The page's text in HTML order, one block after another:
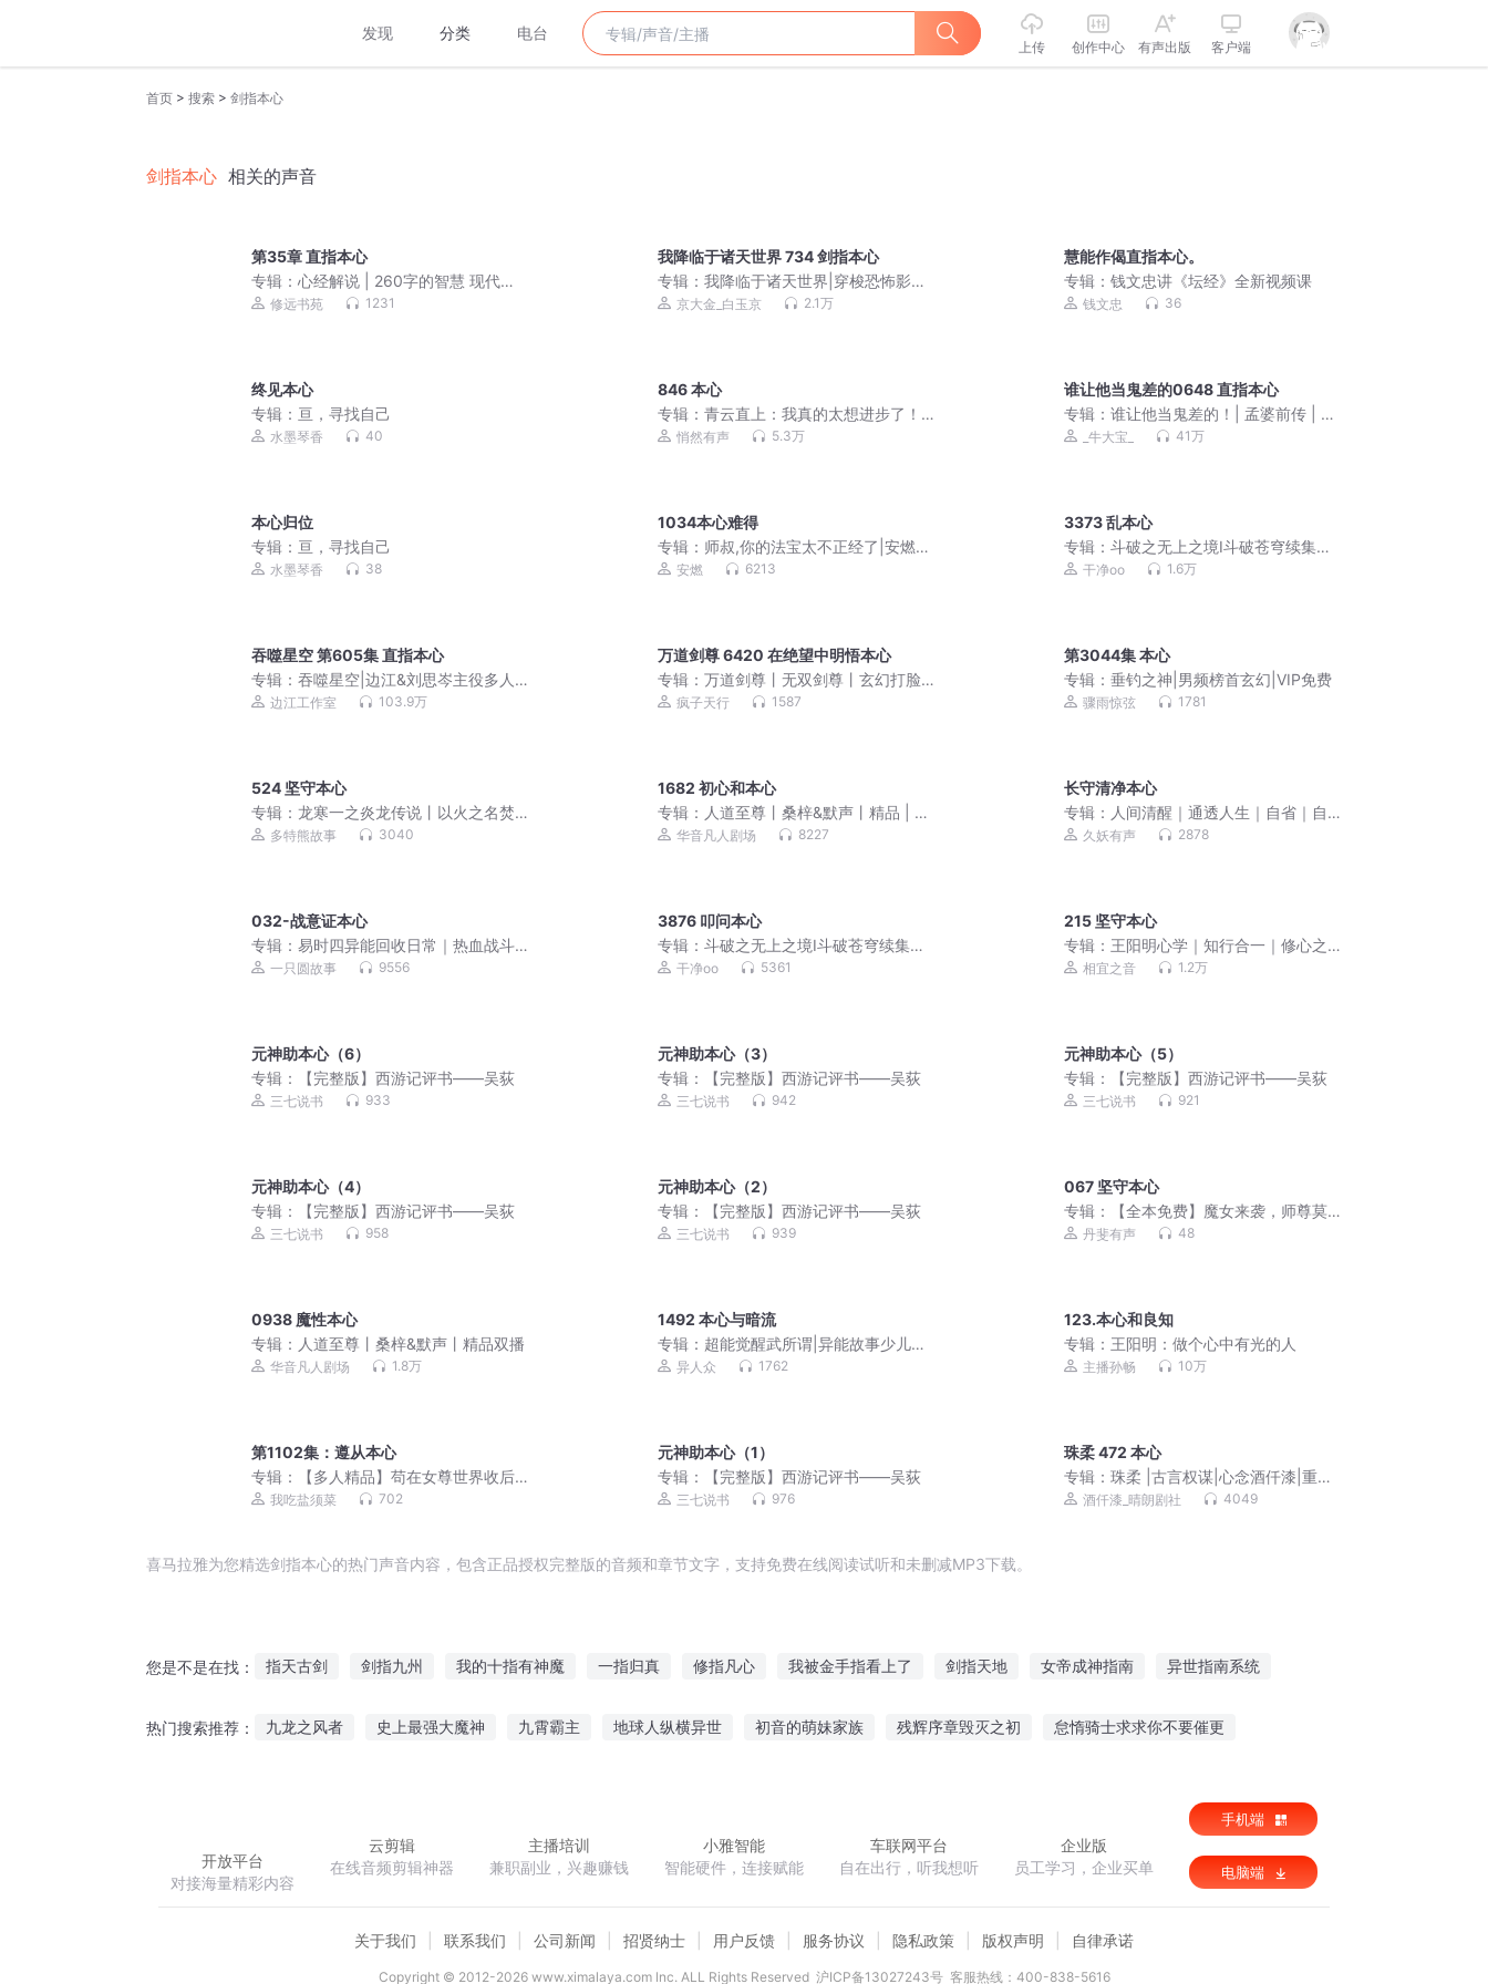
发现 分类 电台
上传 创作中心 有声出版 客户端
首页 > 搜索 > 剑指本心
剑指本心 相关的声音
第35章 直指本心
专辑： 心经解说 | 260字的智慧 现代人
能懂的佛学
修远书苑 1231
我降临于诸天世界 734 剑指本心
专辑：我降临于诸天世界|穿梭恐怖影片|
暴力杀诡
京大金_白玉京 2.1万
慧能作偈直指本心。
专辑：钱文忠讲《坛经》全新视频课
钱文忠 36
终见本心
专辑： 亘，寻找自己
水墨琴香 40
846 本心
专辑：青云直上：我真的太想进步了！
杀伐果断丨智商在线丨大神新作丨精品
悄然有声 5.3万
谁让他当鬼差的0648 直指本心
专辑：谁让他当鬼差的！| 孟婆前传 | 爆
笑灵异 | 牛大宝出演 | 多人有声剧
_牛大宝_ 41万
本心归位
专辑： 亘，寻找自己
水墨琴香 38
1034本心难得
专辑： 师叔,你的法宝太不正经了|安燃穿
越爆笑修仙|法宝不正经VIP免费有声小
安燃 6213
3373 乱本心
专辑：斗破之无上之境Ⅰ斗破苍穹续集多
人剧干净oo 1.6万
吞噬星空 第605集 直指本心
专辑： 吞噬星空|边江&刘思岑主役多人
有声剧|我吃西红柿
边江工作室 103.9万
万道剑尊 6420 在绝望中明悟本心
专辑：万道剑尊丨无双剑尊丨玄幻打脸
修真爽文丨打死都要钱原著丨多人有声
疯子天行 1587
第3044集 本心
专辑：垂钓之神|男频榜首玄幻|VIP免费
骤雨惊弦 1781
524 坚守本心
专辑： 龙寒一之炎龙传说丨以火之名焚
尽不公丨多特熊故事
多特熊故事 3040
1682 初心和本心
专辑： 人道至尊丨桑梓&默声丨精品 | 多
人有声剧
华音凡人剧场 8227
长守清净本心
专辑： 人间清醒｜通透人生｜自省｜自
渡｜自愈
久妖有声 2878
032-战意证本心
专辑： 易时四异能回收日常｜热血战斗
｜诸子百家传人
一只圆故事 9556
3876 叩问本心
专辑：斗破之无上之境Ⅰ斗破苍穹续集多
人剧干净oo 5361
215 坚守本心
专辑： 王阳明心学｜知行合一｜修心之
道 相宜之音 1.2万
元神助本心（6）
专辑：
【完整版】西游记评书——吴荻
三七说书 933
元神助本心（3）
专辑：
【完整版】西游记评书——吴荻
三七说书 942
元神助本心（5）
专辑：
【完整版】西游记评书——吴荻
三七说书 921
元神助本心（4）
专辑：
【完整版】西游记评书——吴荻
三七说书 958
元神助本心（2）
专辑：
【完整版】西游记评书——吴荻
三七说书 939
067 坚守本心
专辑：
【全本免费】魔女来袭，师尊莫
逃|言情|仙魔大战
丹斐有声 48
0938 魔性本心
专辑： 人道至尊丨桑梓&默声丨精品双播
华音凡人剧场 1.8万
1492 本心与暗流
专辑： 超能觉醒武所谓|异能故事少儿版|
千面世界
异人众 1762
123.本心和良知
专辑： 王阳明：做个心中有光的人
主播孙畅 10万
第1102集：遵从本心
专辑：
【多人精品】苟在女尊世界收后
宫|女权|爆笑异世修仙
我吃盐须菜 702
元神助本心（1）
专辑：
【完整版】西游记评书——吴荻
三七说书 976
珠柔 472 本心
专辑：珠柔 |古言权谋|心念酒仟漆|重生
逆袭|公主&权臣|须弥普普著|精品VIP
酒仟漆_晴朗剧社 4049
喜马拉雅为您精选剑指本心的热门声音内容，包含正品授权完整版的音频和章节文字，支持免费在线阅读试听和未删减MP3下载。
您是不是在找： 指天古剑 剑指九州 我的十指有神魔 一指归真 修指凡心 我被金手指看上了 剑指天地 女帝成神指南 异世指南系统
热门搜索推荐： 九龙之风者 史上最强大魔神 九霄霸主 地球人纵横异世 初音的萌妹家族 残辉序章毁灭之初 怠惰骑士求求你不要催更
开放平台
对接海量精彩内容
云剪辑
在线音频剪辑神器
主播培训
兼职副业，兴趣赚钱
小雅智能
智能硬件，连接赋能
车联网平台
自在出行，听我想听
企业版
员工学习，企业买单
手机端
电脑端
关于我们 联系我们 公司新闻 招贤纳士 用户反馈 服务协议 隐私政策 版权声明 自律承诺
Copyright © 2012-2026www.ximalaya.com lnc. ALL Rights Reserved 沪ICP备13027243号 客服热线：400-838-5616